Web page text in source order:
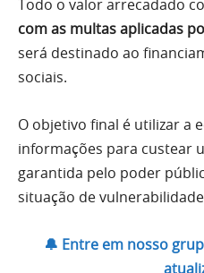
Todo o valor arrecadado
com as multas aplicadas
será destinado ao
sociais.
O objetivo final é utilizar a
informações para custear
garantida pelo poder
situação de
🔔 Entre em nosso